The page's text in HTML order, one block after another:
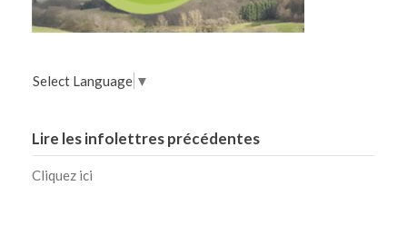
Select Language ▼
Lire les infolettres précédentes
Cliquez ici